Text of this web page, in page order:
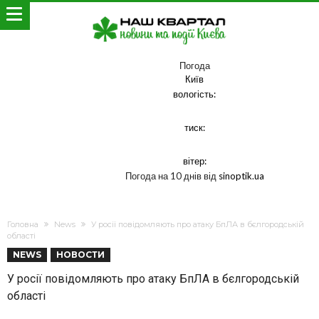
Погода
Київ
вологість:
тиск:
вітер:
Погода на 10 днів від sinoptik.ua
Головна News
У росії повідомляють про атаку БпЛА в бєлгородській
області
NEWS НОВОСТИ
У росії повідомляють про атаку БпЛА в бєлгородській
області